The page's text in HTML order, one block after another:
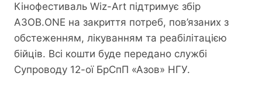
Кінофестиваль Wiz-Art підтримує збір
АЗОВ.ONE на закриття потреб, пов’язаних з
обстеженням, лікуванням та реабілітацією
бійців. Всі кошти буде передано службі
Супроводу 12-ої БрСпП «Азов» НГУ.